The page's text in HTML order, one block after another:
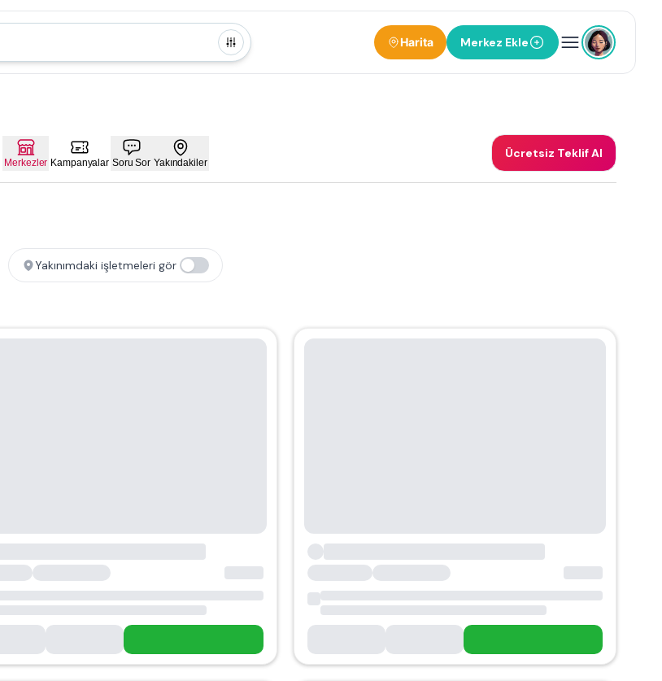
Harita Merkez Ekle
Merkezler Kampanyalar Soru Sor Yakındakiler
Ücretsiz Teklif Al
Yakınımdaki işletmeleri gör